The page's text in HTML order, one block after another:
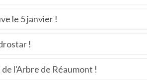
le 5 janvier !
!
l'Arbre de Réaumont !